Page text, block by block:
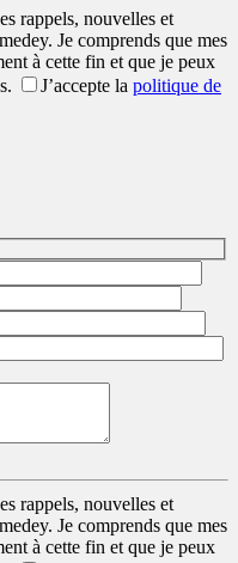
rappels, nouvelles et
Je comprends que mes
à cette fin et que je peux
J’accepte la politique de
rappels, nouvelles et
Je comprends que mes
à cette fin et que je peux